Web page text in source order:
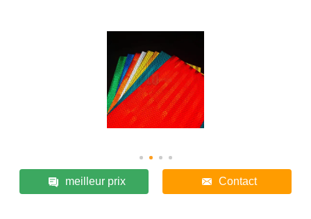
meilleur prix Contact